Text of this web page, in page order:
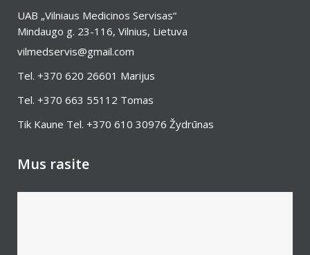
UAB „Vilniaus Medicinos Servisas“
Mindaugo g. 23-116, Vilnius, Lietuva
vilmedservis@gmail.com
Tel. +370 620 26601 Marijus
Tel. +370 663 55112 Tomas
Tik Kaune Tel. +370 610 30976 Žydrūnas
Mus rasite